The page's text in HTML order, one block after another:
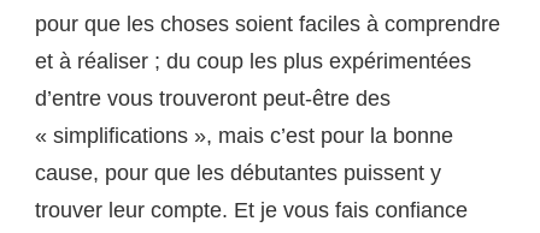
pour que les choses soient faciles à comprendre
et à réaliser ; du coup les plus expérimentées
d’entre vous trouveront peut-être des
« simplifications », mais c’est pour la bonne
cause, pour que les débutantes puissent y
trouver leur compte. Et je vous fais confiance